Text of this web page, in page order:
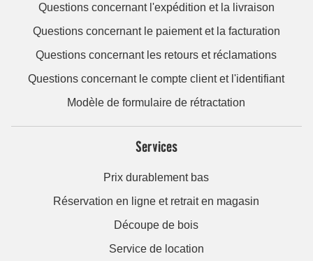
Questions concernant l'expédition et la livraison
Questions concernant le paiement et la facturation
Questions concernant les retours et réclamations
Questions concernant le compte client et l'identifiant
Modèle de formulaire de rétractation
Services
Prix durablement bas
Réservation en ligne et retrait en magasin
Découpe de bois
Service de location